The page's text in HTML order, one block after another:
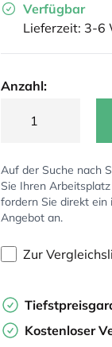
Verfügbar
Lieferzeit: 3-6
Anzahl:
Auf der Suche nach
Sie Ihren
fordern Sie direkt ein
Angebot an.
Zur
Kostenloser